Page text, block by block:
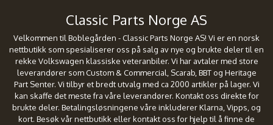
Classic Parts Norge AS
Velkommen til Boblegården - Classic Parts Norge AS! Vi er en norsk
nettbutikk som spesialiserer oss på salg av nye og brukte deler til en
rekke Volkswagen klassiske veteranbiler. Vi har avtaler med store
leverandører som Custom & Commercial, Scarab, BBT og Heritage
Part Senter. Vi tilbyr et bredt utvalg med ca 2000 artikler på lager. Vi
kan skaffe det meste fra våre leverandører. Kontakt oss direkte for
brukte deler. Betalingsløsningene våre inkluderer Klarna, Vipps, og
kort. Besøk vår nettbutikk eller kontakt oss for hjelp til å finne de